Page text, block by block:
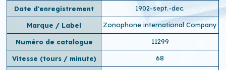
Date d'enregistrement 1902-sept.-dec.
Marque / Label Zonophone international Company
Numéro de catalogue 11299
Vitesse (tours / minute) 68